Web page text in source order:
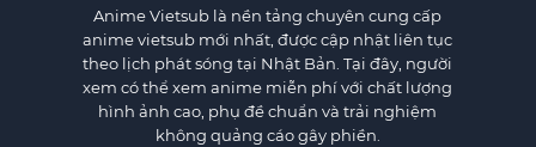
Anime Vietsub là nền tảng chuyên cung cấp
anime vietsub mới nhất, được cập nhật liên tục
theo lịch phát sóng tại Nhật Bản. Tại đây, người
xem có thể xem anime miễn phí với chất lượng
hình ảnh cao, phụ đề chuẩn và trải nghiệm
không quảng cáo gây phiền.